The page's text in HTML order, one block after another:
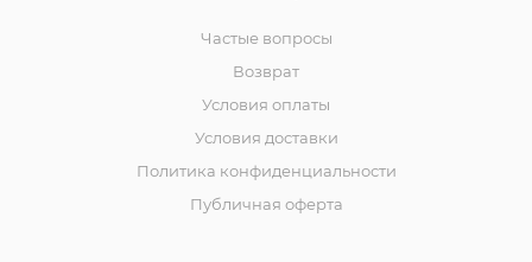
Частые вопросы
Возврат
Условия оплаты
Условия доставки
Политика конфиденциальности
Публичная оферта